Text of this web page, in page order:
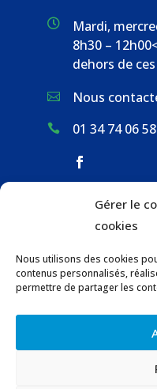
Gérer le
cookies
Nous utilisons des cookies
contenus personnalisés,
permettre de partager les

Mardi,
8h30 –
dehors de
 Nous
 01 34 74 06 58
GESTION
URBANISME
LOCATION